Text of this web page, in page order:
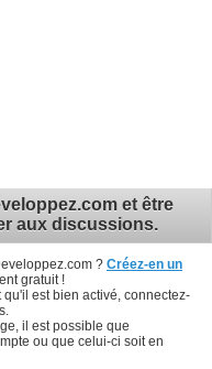
et être
aux discussions.
? Créez-en un
gratuit !
est bien activé, connectez-
il est possible que
ou que celui-ci soit en